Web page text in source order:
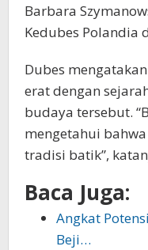
Barbara
Kedubes Polandia
Dubes
erat dengan
budaya tersebut.
mengetahui
tradisi batik”,
Baca Juga:
Angkat
Beji…